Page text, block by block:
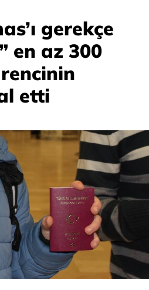
gerekçe
en az 300
etti